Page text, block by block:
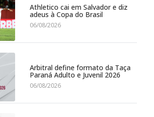
Athletico cai em Salvador e diz
adeus à Copa do Brasil
06/08/2026
Arbitral define formato da Taça
Paraná Adulto e Juvenil 2026
06/08/2026